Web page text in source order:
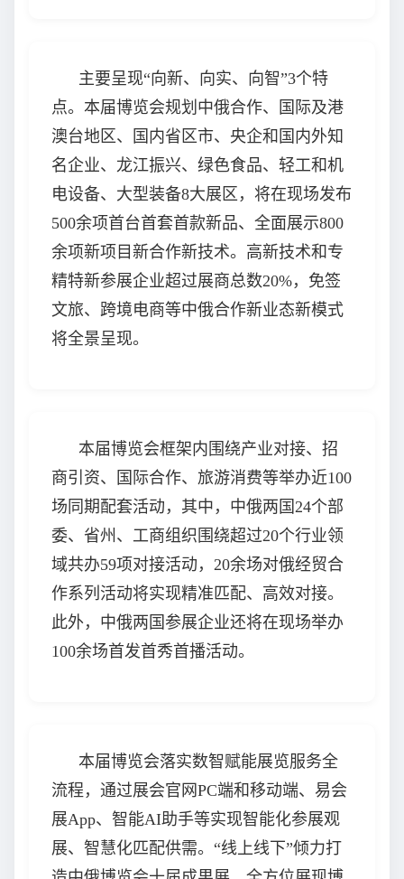
主要呈现“向新、向实、向智”3个特
点。本届博览会规划中俄合作、国际及港
澳台地区、国内省区市、央企和国内外知
名企业、龙江振兴、绿色食品、轻工和机
电设备、大型装备8大展区，将在现场发布
500余项首台首套首款新品、全面展示800
余项新项目新合作新技术。高新技术和专
精特新参展企业超过展商总数20%，免签
文旅、跨境电商等中俄合作新业态新模式
将全景呈现。
本届博览会框架内围绕产业对接、招
商引资、国际合作、旅游消费等举办近100
场同期配套活动，其中，中俄两国24个部
委、省州、工商组织围绕超过20个行业领
域共办59项对接活动，20余场对俄经贸合
作系列活动将实现精准匹配、高效对接。
此外，中俄两国参展企业还将在现场举办
100余场首发首秀首播活动。
本届博览会落实数智赋能展览服务全
流程，通过展会官网PC端和移动端、易会
展App、智能AI助手等实现智能化参展观
展、智慧化匹配供需。“线上线下”倾力打